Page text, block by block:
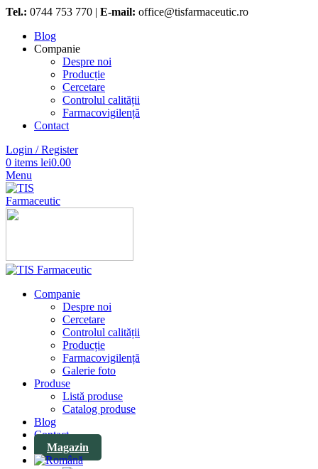
Tel.: 0744 753 770 | E-mail: office@tisfarmaceutic.ro
Blog
Companie
Despre noi
Producție
Cercetare
Controlul calității
Farmacovigilență
Contact
Login / Register
0 items lei0.00
Menu
Companie
Despre noi
Cercetare
Controlul calității
Producție
Farmacovigilență
Galerie foto
Produse
Listă produse
Catalog produse
Blog
Contact
Magazin